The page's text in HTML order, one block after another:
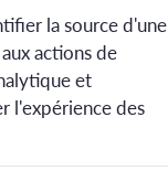
la source d'une
actions de
et
l'expérience des